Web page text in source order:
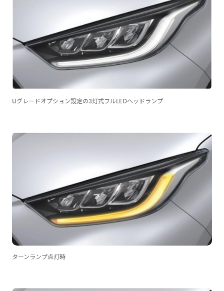
Uグレードオプション設定の3灯式フルLEDヘッドランプ
ターンランプ点灯時